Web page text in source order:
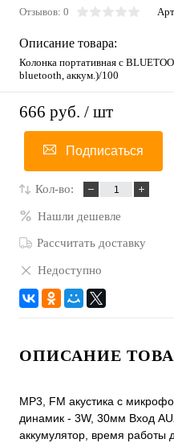
Отзывов: 0
Описание товара:
Колонка портативная с
bluetooth, аккум.)/100
666 руб. / шт
Подписаться
Кол-во:
Нашли дешевле
Рассчитать доставку
Недоступно
ОПИСАНИЕ
MP3, FM акустика с
динамик - 3W, 30мм Вход
аккумулятор, время